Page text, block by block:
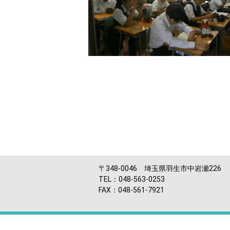
〒348-0046 埼玉県羽生市中岩瀬226
TEL：048-563-0253
FAX：048-561-7921